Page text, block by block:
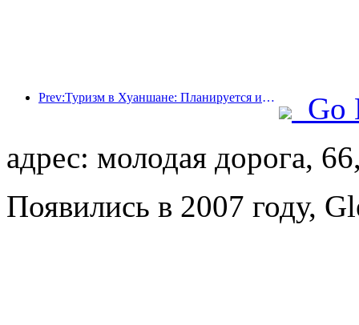
Prev:Туризм в Хуаншане: Планируется инвестировать 530 миллионов юаней в реконструкцию отелей.
Go
адрес: молодая дорога,
Появились в 2007 году,